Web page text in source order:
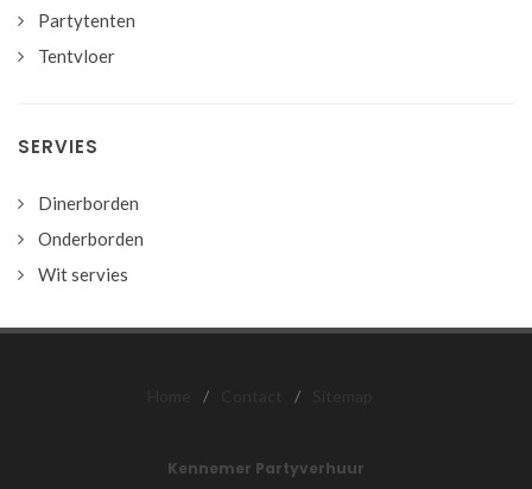
Partytenten
Tentvloer
SERVIES
Dinerborden
Onderborden
Wit servies
Kennemer Partyverhuur
/ /